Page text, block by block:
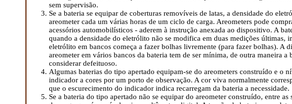
sem supervisão.
Se a bateria se equipar de coberturas removíveis de latas, a densidade do
areometer cada um várias horas de um ciclo de carga. Areometers pode
acessórios automobilísticos - aderem à instrução anexada ao dispositivo. A
quando a densidade do eletrólito não se modifica em duas medições últimas,
eletrólito em bancos começa a fazer bolhas livremente (para fazer bolhas). A
areometer em vários bancos da bateria tem de ser mínima, de outra maneira a
considerar defeituoso.
Algumas baterias do tipo apertado equipam-se do areometers construído e o
indicador a cores por um porto de observação. A cor viva normalmente
que o escurecimento do indicador indica recarregam da bateria a necessidade.
Se a bateria do tipo apertado não se equipar do areometer construído, entre